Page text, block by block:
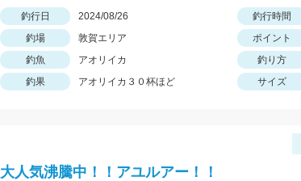
釣行日 2024/08/26 釣行時間
釣場
敦賀エリア
ポイント
釣魚
アオリイカ 釣り方
釣果
アオリイカ３０杯ほど サイズ
大人気沸騰中！！アユルアー！！